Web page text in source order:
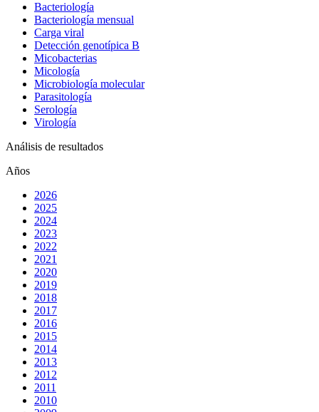
Bacteriología
Bacteriología mensual
Carga viral
Detección genotípica B
Micobacterias
Micología
Microbiología molecular
Parasitología
Serología
Virología
Análisis de resultados
Años
2026
2025
2024
2023
2022
2021
2020
2019
2018
2017
2016
2015
2014
2013
2012
2011
2010